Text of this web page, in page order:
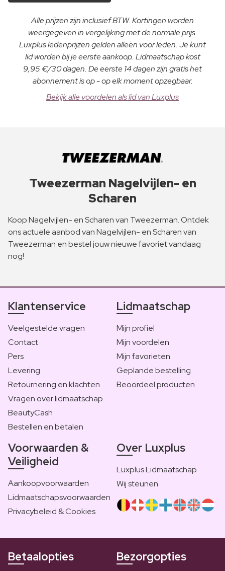
Alle prijzen zijn inclusief BTW. Kortingen worden
weergegeven in vergelijking met de normale prijs.
Luxplus ledenprijzen gelden alleen voor leden. Je kunt
lid worden bij je eerste aankoop. Lidmaatschap kost
9,95 €/30 dagen. De eerste 14 dagen zijn gratis het
abonnement is op - op elk moment opzegbaar.
Bekijk alle voordelen als lid van Luxplus
Tweezerman Nagelvijlen- en
Scharen
Koop Nagelvijlen- en Scharen van Tweezerman. Ontdek
ons actuele aanbod van Nagelvijlen- en Scharen van
Tweezerman en bestel jouw nieuwe favoriet vandaag
nog!
Klantenservice
Veelgestelde vragen
Contact
Pers
Levering
Retournering en klachten
Vragen over lidmaatschap
BeautyCash
Bestellen en betalen
Lidmaatschap
Mijn profiel
Mijn voordelen
Mijn favorieten
Geplande bestelling
Beoordeel producten
Voorwaarden &
Veiligheid
Aankoopvoorwaarden
Lidmaatschapsvoorwaarden
Privacybeleid & Cookies
Over Luxplus
Luxplus Lidmaatschap
Wij steunen
Betaalopties Bezorgopties